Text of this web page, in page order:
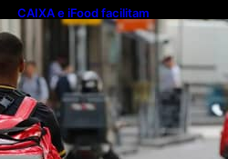
CAIXA e iFood facilitam
financiamento de motos e bicicletas
elétricas para entregadores